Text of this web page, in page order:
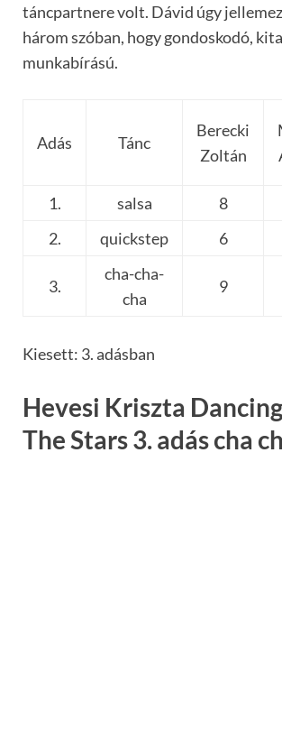
táncpartnere volt. Dávid úgy
három szóban, hogy gondoskodó,
munkabírású.
Adás Tánc
Berecki
Zoltán
1.
salsa 8
2.
quickstep 6
3.
cha-cha-
cha
9
Kiesett: 3. adásban
Hevesi Kriszta
The Stars 3. adás cha